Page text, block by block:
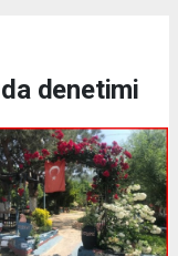
denetimi